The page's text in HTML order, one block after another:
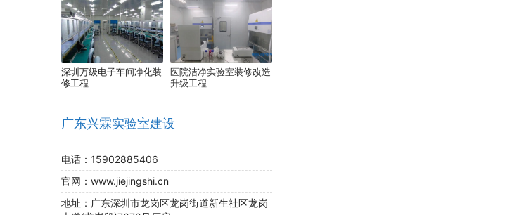
深圳万级电子车间净化装
修工程
医院洁净实验室装修改造
升级工程
广东兴霖实验室建设
电话：15902885406
官网：www.jiejingshi.cn
地址：广东深圳市龙岗区龙岗街道新生社区龙岗